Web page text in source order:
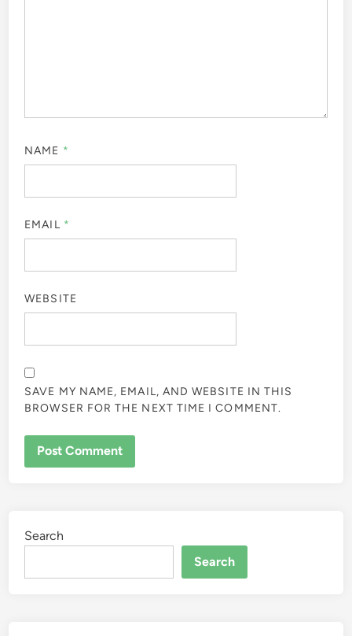
NAME *
EMAIL *
WEBSITE
SAVE MY NAME, EMAIL, AND WEBSITE IN THIS
BROWSER FOR THE NEXT TIME I COMMENT.
Search
Search